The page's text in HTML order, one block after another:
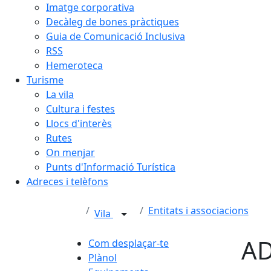
Imatge corporativa
Decàleg de bones pràctiques
Guia de Comunicació Inclusiva
RSS
Hemeroteca
Turisme
La vila
Cultura i festes
Llocs d'interès
Rutes
On menjar
Punts d'Informació Turística
Adreces i telèfons
Vila Entitats i associacions
Com desplaçar-te
Plànol